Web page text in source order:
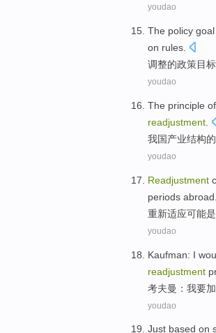
youdao
The policy goal
on rules
调整的政策目标
youdao
The principle of
readjustment
我国产业结构的
youdao
Readjustment
periods abroad.
重新适应可能是
youdao
Kaufman: I
readjustment
考夫曼 ： 我要
youdao
Just based on